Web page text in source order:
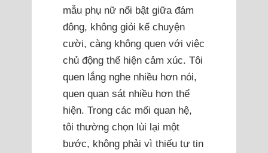
mẫu phụ nữ nổi bật giữa đám
đông, không giỏi kể chuyện
cười, càng không quen với việc
chủ động thể hiện cảm xúc. Tôi
quen lắng nghe nhiều hơn nói,
quen quan sát nhiều hơn thể
hiện. Trong các mối quan hệ,
tôi thường chọn lùi lại một
bước, không phải vì thiếu tự tin